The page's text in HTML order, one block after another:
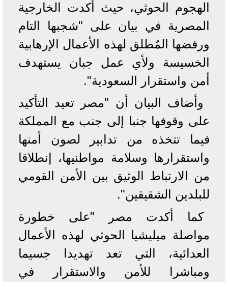
الهجوم الحوثي، حيث أكدت الخارجية
المصرية في بيان على "شجبها التام
ورفضها المُطلق لهذه الأعمال الإرهابية
الخسيسة ولأي عمل جبان يستهدف
أمن واستقرار السعودية".
وأضاف البيان أن "مصر تعيد التأكيد
على وقوفها جنبا إلى جنب مع المملكة
فيما تتخذه من تدابير لصون أمنها
واستقرارها وسلامة مواطنيها، إنطلاقا
من الارتباط الوثيق بين الأمن القومي
للبلدين الشقيقين".
كما أكدت مصر "على خطورة
مواصلة ميليشيا الحوثي لهذه الأعمال
العدائية، التي تعد تهديدا جسيما
ومباشرا للأمن والاستقرار في